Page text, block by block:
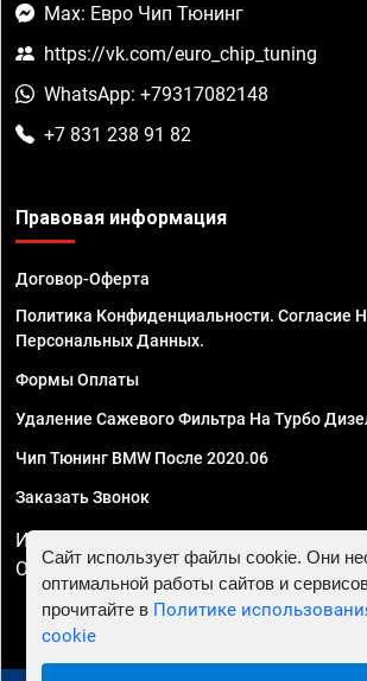
Max: Евро Чип Тюнинг
https://vk.com/euro_chip_tuning
WhatsApp: +79317082148
+7 831 238 91 82
Правовая информация
Договор-Оферта
Политика Конфиденциальности. Согласие
Персональных Данных.
Формы Оплаты
Удаление Сажевого Фильтра На Турбо
Чип Тюнинг BMW После 2020.06
Заказать Звонок
ИП Смирнов Георгий Павлович. ИНН
ОГРНИП 324470400032610
Сайт использует файлы cookie. Они
оптимальной работы сайтов и
прочитайте в Политике
cookie